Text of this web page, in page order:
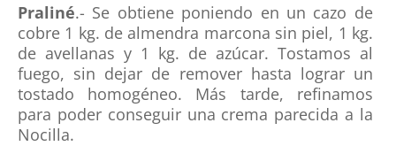
Praliné.- Se obtiene poniendo en un cazo de
cobre 1 kg. de almendra marcona sin piel, 1 kg.
de avellanas y 1 kg. de azúcar. Tostamos al
fuego, sin dejar de remover hasta lograr un
tostado homogéneo. Más tarde, refinamos
para poder conseguir una crema parecida a la
Nocilla.